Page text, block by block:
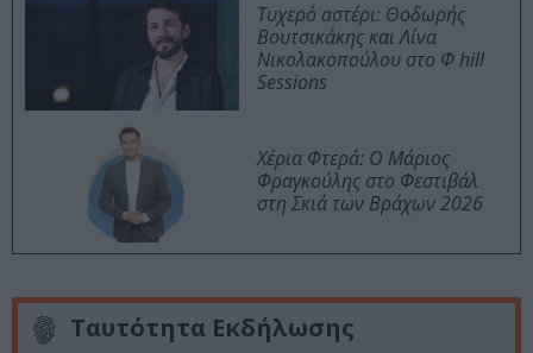
Τυχερό αστέρι: Θοδωρής
Βουτσικάκης και Λίνα
Νικολακοπούλου στο Φ hill
Sessions
Χέρια Φτερά: Ο Μάριος
Φραγκούλης στο Φεστιβάλ
στη Σκιά των Βράχων 2026
Ταυτότητα Εκδήλωσης